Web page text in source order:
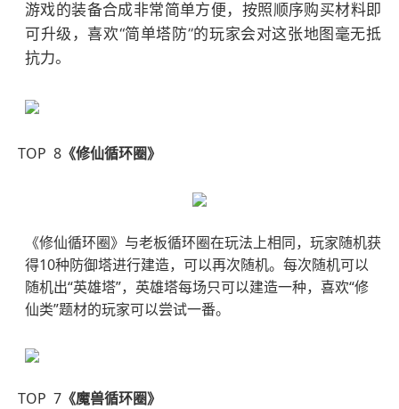
游戏的装备合成非常简单方便，按照顺序购买材料即
可升级，喜欢“简单塔防”的玩家会对这张地图毫无抵
抗力。
TOP 8 《修仙循环圈》
《修仙循环圈》与老板循环圈在玩法上相同，玩家随机获
得10种防御塔进行建造，可以再次随机。每次随机可以
随机出“英雄塔”，英雄塔每场只可以建造一种，喜欢“修
仙类”题材的玩家可以尝试一番。
TOP 7 《魔兽循环圈》